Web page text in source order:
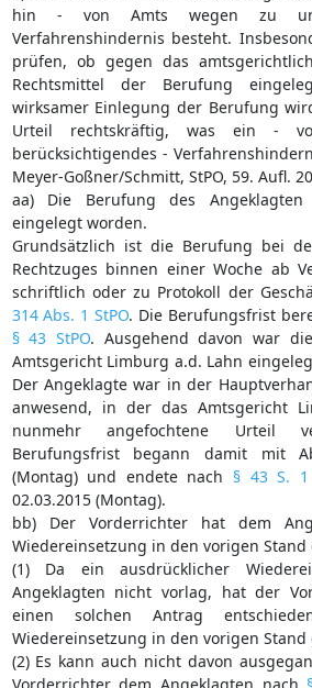
hin - von Amts wegen zu
Verfahrenshindernis besteht.
prüfen, ob gegen das
Rechtsmittel der Berufung
wirksamer Einlegung der Berufung
Urteil rechtskräftig, was ein -
berücksichtigendes -
Meyer-Goßner/Schmitt, StPO, 59. Aufl.
aa) Die Berufung des
eingelegt worden.
Grundsätzlich ist die Berufung bei
Rechtzuges binnen einer Woche ab
schriftlich oder zu Protokoll der
314 Abs. 1 StPO. Die Berufungsfrist
§ 43 StPO. Ausgehend davon war
Amtsgericht Limburg a.d. Lahn
Der Angeklagte war in der
anwesend, in der das Amtsgericht
nunmehr angefochtene Urteil
Berufungsfrist begann damit mit
(Montag) und endete nach § 43 S. 1
02.03.2015 (Montag).
bb) Der Vorderrichter hat dem
Wiedereinsetzung in den vorigen Stand
(1) Da ein ausdrücklicher
Angeklagten nicht vorlag, hat der
einen solchen Antrag
Wiedereinsetzung in den vorigen Stand
(2) Es kann auch nicht davon
Vorderrichter dem Angeklagten nach